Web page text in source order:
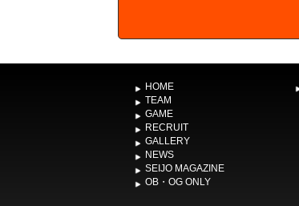
HOME
TEAM
GAME
RECRUIT
GALLERY
NEWS
SEIJO MAGAZINE
OB・OG ONLY